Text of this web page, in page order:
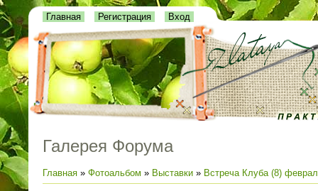
Главная Регистрация Вход
Галерея Форума
Главная » Фотоальбом » Выставки » Встреча Клуба (8)